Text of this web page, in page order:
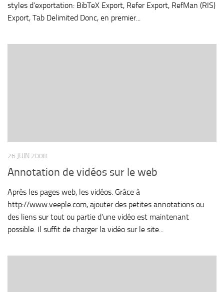
styles d’exportation: BibTeX Export, Refer Export, RefMan (RIS)
Export, Tab Delimited Donc, en premier...
26 JUIN 2008
Annotation de vidéos sur le web
Après les pages web, les vidéos. Grâce à
http://www.veeple.com, ajouter des petites annotations ou
des liens sur tout ou partie d’une vidéo est maintenant
possible. Il suffit de charger la vidéo sur le site...